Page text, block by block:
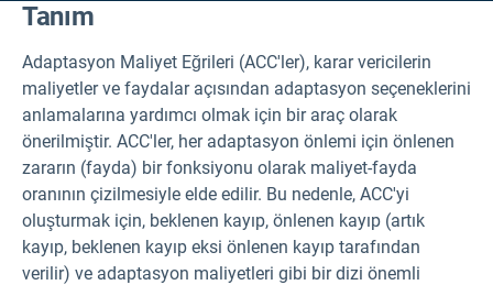
Tanım
Adaptasyon Maliyet Eğrileri (ACC'ler), karar vericilerin
maliyetler ve faydalar açısından adaptasyon seçeneklerini
anlamalarına yardımcı olmak için bir araç olarak
önerilmiştir. ACC'ler, her adaptasyon önlemi için önlenen
zararın (fayda) bir fonksiyonu olarak maliyet-fayda
oranının çizilmesiyle elde edilir. Bu nedenle, ACC'yi
oluşturmak için, beklenen kayıp, önlenen kayıp (artık
kayıp, beklenen kayıp eksi önlenen kayıp tarafından
verilir) ve adaptasyon maliyetleri gibi bir dizi önemli